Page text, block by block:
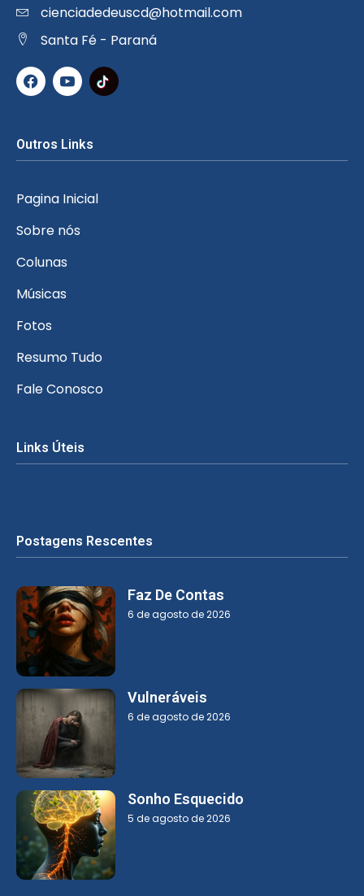
cienciadedeuscd@hotmail.com
Santa Fé - Paraná
Outros Links
Pagina Inicial
Sobre nós
Colunas
Músicas
Fotos
Resumo Tudo
Fale Conosco
Links Úteis
Postagens Rescentes
Faz De Contas
6 de agosto de 2026
Vulneráveis
6 de agosto de 2026
Sonho Esquecido
5 de agosto de 2026